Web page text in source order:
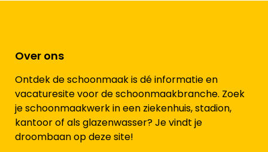
Over ons
Ontdek de schoonmaak is dé informatie en
vacaturesite voor de schoonmaakbranche. Zoek
je schoonmaakwerk in een ziekenhuis, stadion,
kantoor of als glazenwasser? Je vindt je
droombaan op deze site!